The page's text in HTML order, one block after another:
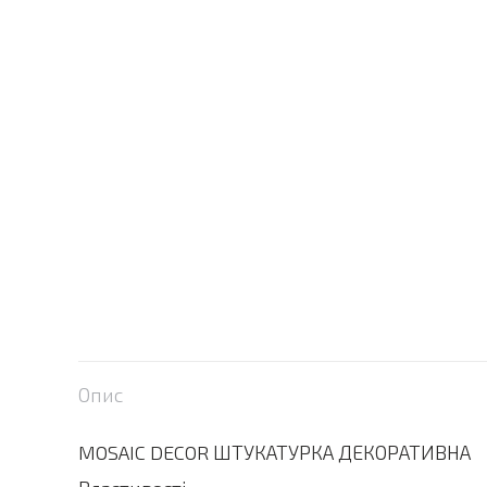
Опис
MOSAIC DECOR ШТУКАТУРКА ДЕКОРАТИВНА